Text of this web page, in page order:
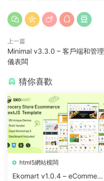
上一篇
Minimal v3.3.0 – 客戶端和管理
儀表闆
猜你喜歡
html5網站模闆
Ekomart v1.0.4 – eCommerc